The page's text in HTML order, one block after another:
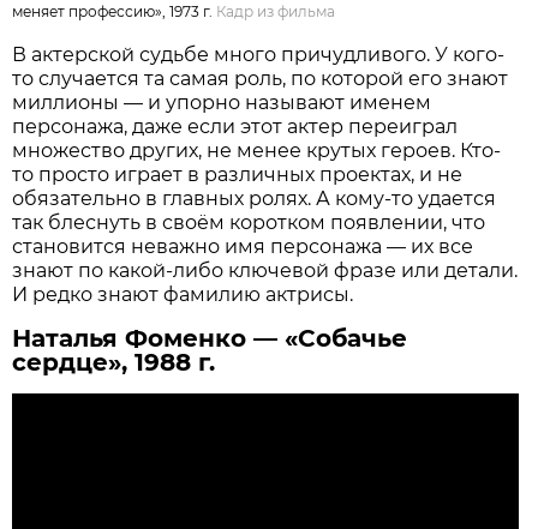
меняет профессию», 1973 г. Кадр из фильма
В актерской судьбе много причудливого. У кого-
то случается та самая роль, по которой его знают
миллионы — и упорно называют именем
персонажа, даже если этот актер переиграл
множество других, не менее крутых героев. Кто-
то просто играет в различных проектах, и не
обязательно в главных ролях. А кому-то удается
так блеснуть в своём коротком появлении, что
становится неважно имя персонажа — их все
знают по какой-либо ключевой фразе или детали.
И редко знают фамилию актрисы.
Наталья Фоменко — «Собачье
сердце», 1988 г.